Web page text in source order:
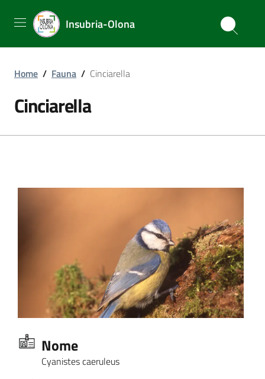
Insubria-Olona
Home / Fauna / Cinciarella
Cinciarella
Nome
Cyanistes caeruleus